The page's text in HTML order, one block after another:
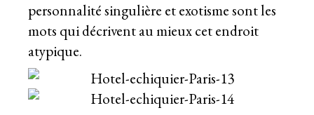
personnalité singulière et exotisme sont les
mots qui décrivent au mieux cet endroit
atypique.